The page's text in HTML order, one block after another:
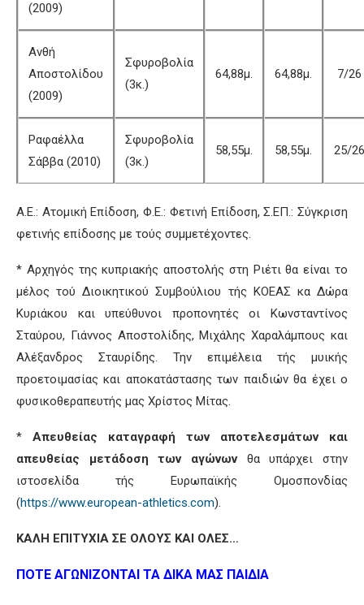
(2009)
Ανθή
Αποστολίδου
(2009)
Σφυροβολία
(3κ.)
64,88μ. 64,88μ. 7/26
Ραφαέλλα
Σάββα (2010)
Σφυροβολία
(3κ.)
58,55μ. 58,55μ. 25/26
Α.Ε.: Ατομική Επίδοση, Φ.Ε.: Φετινή Επίδοση, Σ.ΕΠ.: Σύγκριση
φετινής επίδοσης με τούς συμμετέχοντες.
* Αρχηγός της κυπριακής αποστολής στη Ριέτι θα είναι το
μέλος τού Διοικητικού Συμβούλιου τής ΚΟΕΑΣ κα Δώρα
Κυριάκου και υπεύθυνοι προπονητές οι Κωνσταντίνος
Σταύρου, Γιάννος Αποστολίδης, Μιχάλης Χαραλάμπους και
Αλέξανδρος Σταυρίδης. Την επιμέλεια τής μυικής
προετοιμασίας και αποκατάστασης των παιδιών θα έχει ο
φυσικοθεραπευτής μας Χρίστος Μίτας.
* Απευθείας καταγραφή των αποτελεσμάτων και
απευθείας μετάδοση των αγώνωνθα υπάρχει στην
ιστοσελίδα τής Ευρωπαϊκής Ομοσπονδίας
(https://www.european-athletics.com).
ΚΑΛΗ ΕΠΙΤΥΧΙΑ ΣΕ ΟΛΟΥΣ ΚΑΙ ΟΛΕΣ…
ΠΟΤΕ ΑΓΩΝΙΖΟΝΤΑΙ ΤΑ ΔΙΚΑ ΜΑΣ ΠΑΙΔΙΑ